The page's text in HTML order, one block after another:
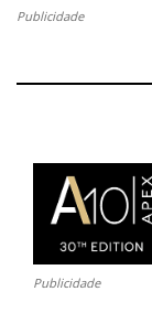
Publicidade
Publicidade